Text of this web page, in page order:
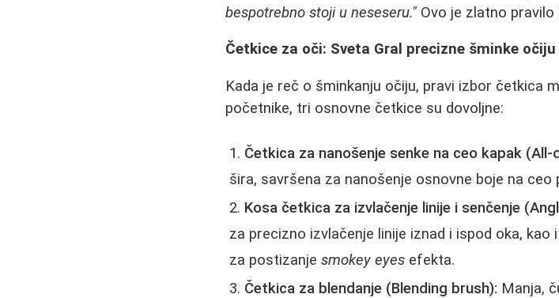
bespotrebno stoji u neseseru." Ovo je zlatno
Četkice za oči: Sveta Gral precizne šminke očiju
Kada je reč o šminkanju očiju, pravi izbor četkica
početnike, tri osnovne četkice su dovoljne:
Četkica za nanošenje senke na ceo kapak (All-
šira, savršena za nanošenje osnovne boje na ceo
Kosa četkica za izvlačenje linije i senčenje
za precizno izvlačenje linije iznad i ispod oka, kao
za postizanjesmokey eyes efekta.
Četkica za blendanje (Blending brush): Manja,